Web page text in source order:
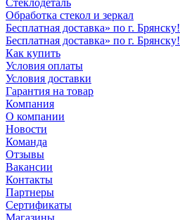
Стеклодеталь
Обработка стекол и зеркал
Бесплатная доставка» по г. Брянску!
Бесплатная доставка» по г. Брянску!
Как купить
Условия оплаты
Условия доставки
Гарантия на товар
Компания
О компании
Новости
Команда
Отзывы
Вакансии
Контакты
Партнеры
Сертификаты
Магазины